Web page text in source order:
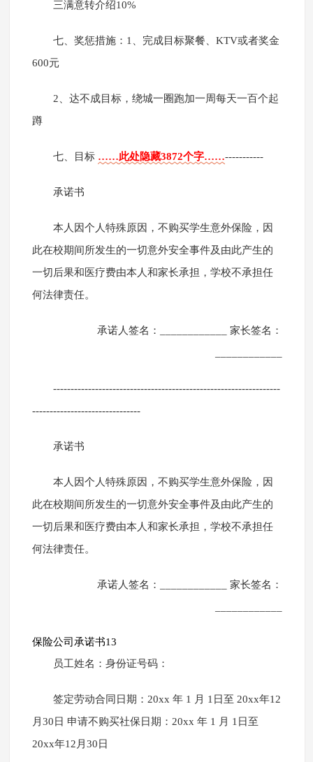
三满意转介绍10%
七、奖惩措施：1、完成目标聚餐、KTV或者奖金
600元
2、达不成目标，绕城一圈跑加一周每天一百个起
蹲
七、目标 ……此处隐藏3872个字……-----------
承诺书
本人因个人特殊原因，不购买学生意外保险，因
此在校期间所发生的一切意外安全事件及由此产生的
一切后果和医疗费由本人和家长承担，学校不承担任
何法律责任。
承诺人签名：____________ 家长签名：
-----------------------------------------------------------------
-------------------------------
承诺书
本人因个人特殊原因，不购买学生意外保险，因
此在校期间所发生的一切意外安全事件及由此产生的
一切后果和医疗费由本人和家长承担，学校不承担任
何法律责任。
承诺人签名：____________ 家长签名：
保险公司承诺书13
员工姓名：身份证号码：
签定劳动合同日期：20xx 年 1 月 1日至 20xx年12
月30日 申请不购买社保日期：20xx 年 1 月 1日至
20xx年12月30日